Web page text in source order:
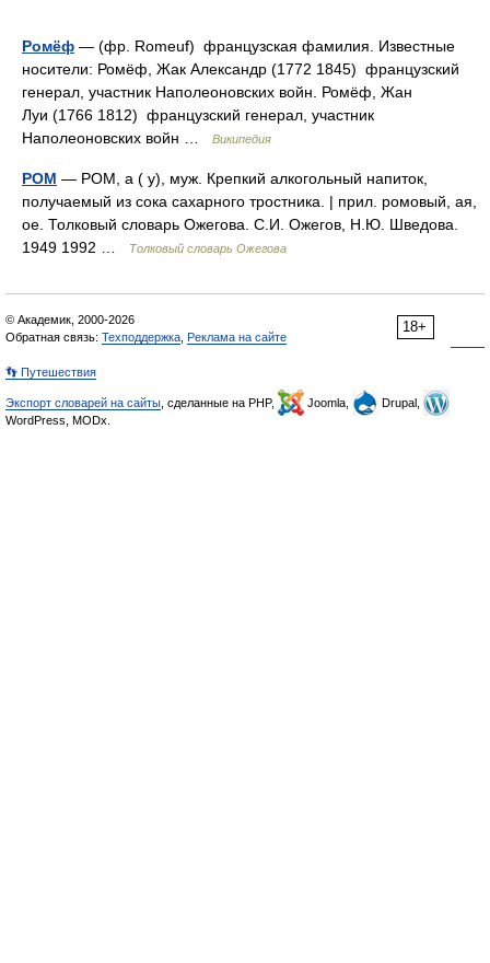
Ромёф — (фр. Romeuf) французская фамилия. Известные
носители: Ромёф, Жак Александр (1772 1845) французский
генерал, участник Наполеоновских войн. Ромёф, Жан
Луи (1766 1812) французский генерал, участник
Наполеоновских войн …
Википедия
РОМ — РОМ, а ( у), муж. Крепкий алкогольный напиток,
получаемый из сока сахарного тростника. | прил. ромовый, ая,
ое. Толковый словарь Ожегова. С.И. Ожегов, Н.Ю. Шведова.
1949 1992 …
Толковый словарь Ожегова
18+
© Академик, 2000-2026
Обратная связь: Техподдержка Реклама на сайте
👣 Путешествия
Экспорт словарей на сайты , сделанные на PHP, Joomla,
Drupal,
WordPress, MODx.